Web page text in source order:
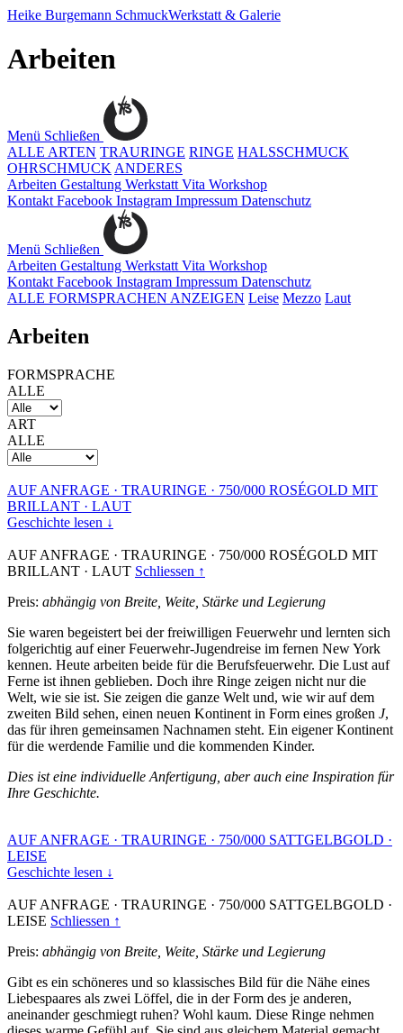
Heike Burgemann SchmuckWerkstatt & Galerie
Arbeiten
Menü Schließen
ALLE ARTEN TRAURINGE RINGE HALSSCHMUCK
OHRSCHMUCK ANDERES
Arbeiten Gestaltung Werkstatt Vita Workshop
Kontakt Facebook Instagram Impressum Datenschutz
Menü Schließen
Arbeiten Gestaltung Werkstatt Vita Workshop
Kontakt Facebook Instagram Impressum Datenschutz
ALLE FORMSPRACHEN ANZEIGEN Leise Mezzo Laut
Arbeiten
FORMSPRACHE
ALLE
ART
ALLE
AUF ANFRAGE · TRAURINGE · 750/000 ROSÉGOLD MIT
BRILLANT · LAUT
Geschichte lesen ↓
AUF ANFRAGE · TRAURINGE · 750/000 ROSÉGOLD MIT
BRILLANT · LAUT Schliessen ↑
Preis: abhängig von Breite, Weite, Stärke und Legierung
Sie waren begeistert bei der freiwilligen Feuerwehr und lernten sich
folgerichtig auf einer Feuerwehr-Jugendreise im fernen New York
kennen. Heute arbeiten beide für die Berufsfeuerwehr. Die Lust auf
Ferne ist ihnen geblieben. Doch ihre Ringe zeigen nicht nur die
Welt, wie sie ist. Sie zeigen die ganze Welt und, wie wir auf dem
zweiten Bild sehen, einen neuen Kontinent in Form eines großen J,
das für ihren gemeinsamen Nachnamen steht. Ein eigener Kontinent
für die werdende Familie und die kommenden Kinder.
Dies ist eine individuelle Anfertigung, aber auch eine Inspiration für
Ihre Geschichte.
AUF ANFRAGE · TRAURINGE · 750/000 SATTGELBGOLD ·
LEISE
Geschichte lesen ↓
AUF ANFRAGE · TRAURINGE · 750/000 SATTGELBGOLD ·
LEISE Schliessen ↑
Preis: abhängig von Breite, Weite, Stärke und Legierung
Gibt es ein schöneres und so klassisches Bild für die Nähe eines
Liebespaares als zwei Löffel, die in der Form des je anderen,
aneinander geschmiegt ruhen? Wohl kaum. Diese Ringe nehmen